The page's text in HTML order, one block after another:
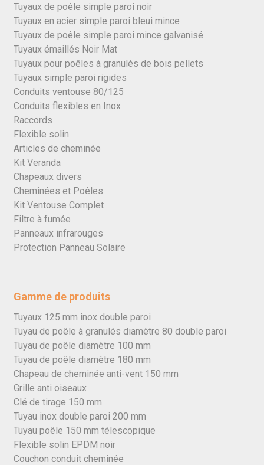
Tuyaux de poêle simple paroi noir
Tuyaux en acier simple paroi bleui mince
Tuyaux de poêle simple paroi mince galvanisé
Tuyaux émaillés Noir Mat
Tuyaux pour poêles à granulés de bois pellets
Tuyaux simple paroi rigides
Conduits ventouse 80/125
Conduits flexibles en Inox
Raccords
Flexible solin
Articles de cheminée
Kit Veranda
Chapeaux divers
Cheminées et Poêles
Kit Ventouse Complet
Filtre à fumée
Panneaux infrarouges
Protection Panneau Solaire
Gamme de produits
Tuyaux 125 mm inox double paroi
Tuyau de poêle à granulés diamètre 80 double paroi
Tuyau de poêle diamètre 100 mm
Tuyau de poêle diamètre 180 mm
Chapeau de cheminée anti-vent 150 mm
Grille anti oiseaux
Clé de tirage 150 mm
Tuyau inox double paroi 200 mm
Tuyau poêle 150 mm télescopique
Flexible solin EPDM noir
Couchon conduit cheminée